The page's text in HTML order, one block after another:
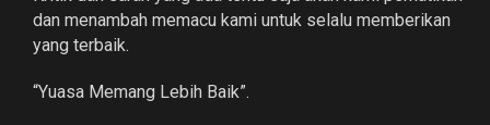
dan menambah memacu kami untuk selalu memberikan
yang terbaik.
“Yuasa Memang Lebih Baik”.